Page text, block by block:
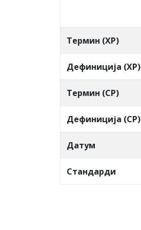
Термин (ХР)
Дефиниција (ХР)
Термин (СР)
Дефиниција (СР)
Датум
Стандарди